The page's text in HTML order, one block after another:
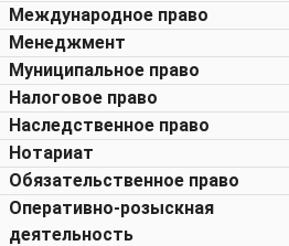
Международное право
Менеджмент
Муниципальное право
Налоговое право
Наследственное право
Нотариат
Обязательственное право
Оперативно-розыскная
деятельность